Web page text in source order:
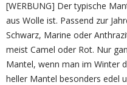
[WERBUNG] Der typische
aus Wolle ist. Passend zur
Schwarz, Marine oder
meist Camel oder Rot. Nur
Mantel, wenn man im Winter
heller Mantel besonders edel